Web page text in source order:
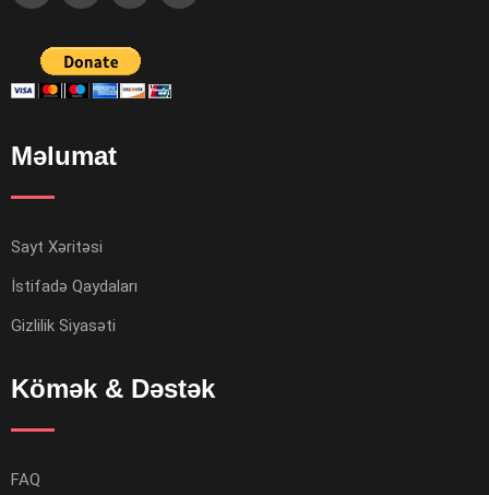
Məlumat
Sayt Xəritəsi
İstifadə Qaydaları
Gizlilik Siyasəti
Kömək & Dəstək
FAQ